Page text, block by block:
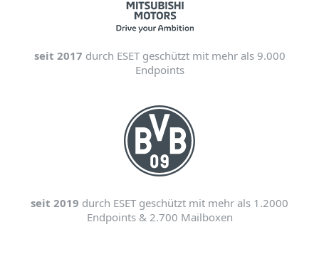
seit 2017 durch ESET geschützt mit mehr als 9.000
Endpoints
seit 2019 durch ESET geschützt mit mehr als 1.2000
Endpoints & 2.700 Mailboxen